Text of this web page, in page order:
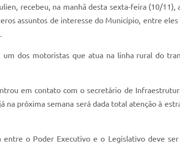
recebeu, na manhã desta sexta-feira (10/
assuntos de interesse do Município, entre
um dos motoristas que atua na linha rural do
em contato com o secretário de
na próxima semana será dada total atenção à
o Poder Executivo e o Legislativo deve